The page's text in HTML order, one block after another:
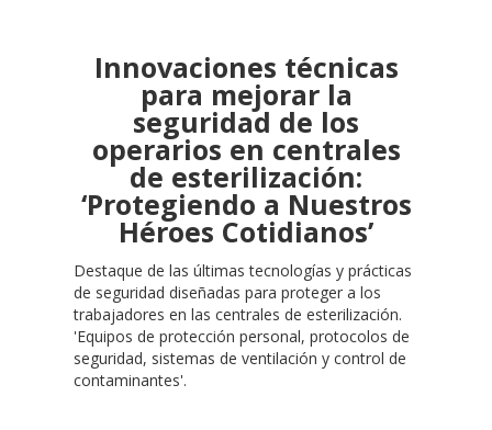
Innovaciones técnicas
para mejorar la
seguridad de los
operarios en centrales
de esterilización:
‘Protegiendo a Nuestros
Héroes Cotidianos’
Destaque de las últimas tecnologías y prácticas
de seguridad diseñadas para proteger a los
trabajadores en las centrales de esterilización.
'Equipos de protección personal, protocolos de
seguridad, sistemas de ventilación y control de
contaminantes'.